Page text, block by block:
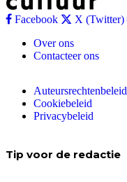
Facebook X (Twitter)
Over ons
Contacteer ons
Auteursrechtenbeleid
Cookiebeleid
Privacybeleid
Tip voor de redactie